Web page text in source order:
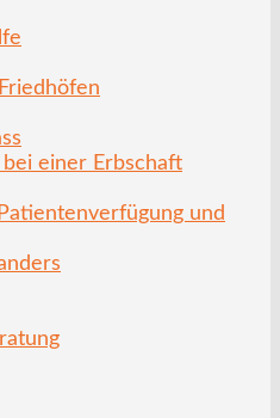
einer Erbschaft
und